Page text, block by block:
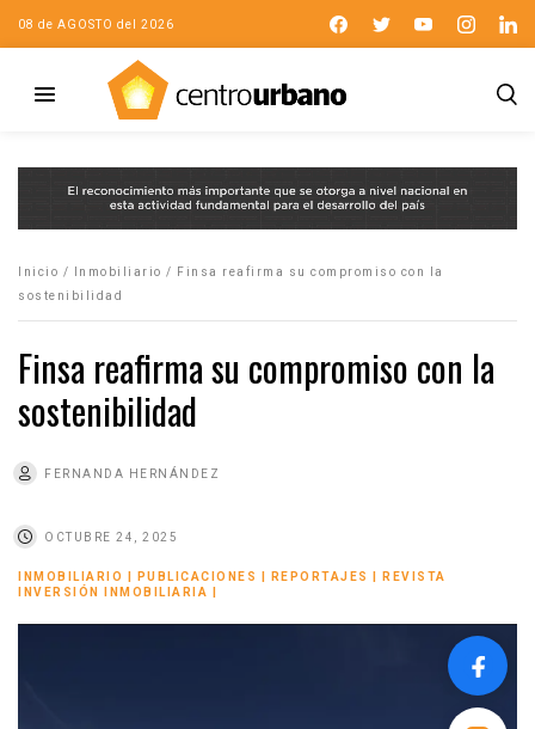
08 de AGOSTO del 2026
Inicio / Inmobiliario /
Finsa reafirma su compromiso con la
sostenibilidad
Finsa reafirma su compromiso con la
sostenibilidad
FERNANDA HERNÁNDEZ
OCTUBRE 24, 2025
INMOBILIARIO PUBLICACIONES REPORTAJES
REVISTA
INVERSIÓN INMOBILIARIA